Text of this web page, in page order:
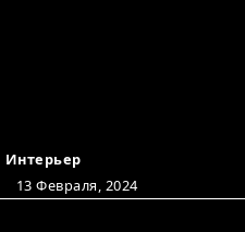
Интерьер
13 Февраля, 2024